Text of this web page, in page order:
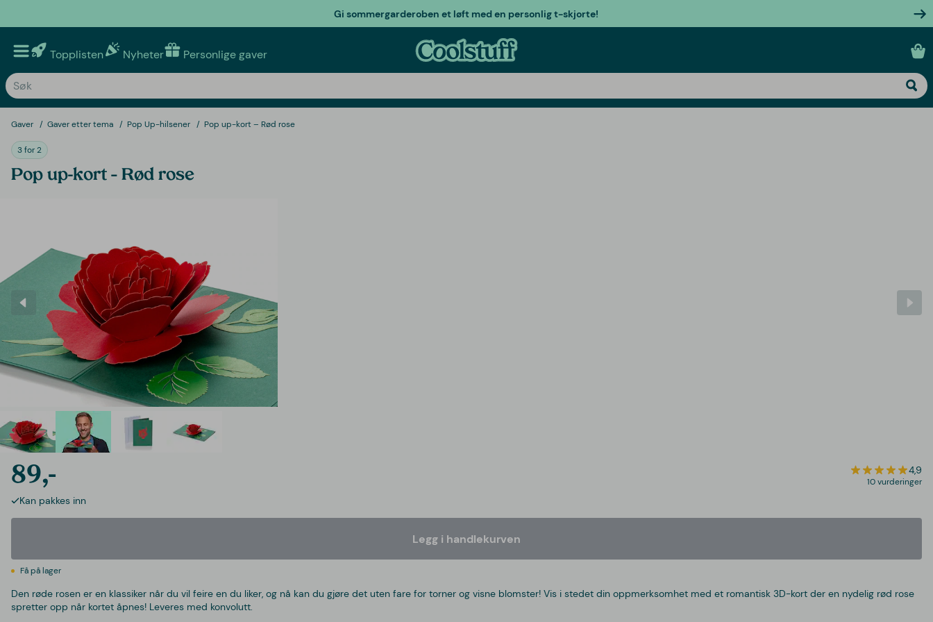
Gi sommergarderoben et løft med en personlig t-skjorte!
Topplisten Nyheter Personlige gaver
Gaver Gaver etter tema Pop Up-hilsener Pop up-kort – Rød rose
3 for 2
Pop up-kort – Rød rose
89,- 4,9
10 vurderinger
Kan pakkes inn
Legg i handlekurven
Få på lager
Den røde rosen er en klassiker når du vil feire en du liker, og nå kan du gjøre det uten fare for torner og visne blomster! Vis i stedet din oppmerksomhet med et romantisk 3D-kort der en nydelig rød rose
spretter opp når kortet åpnes! Leveres med konvolutt.